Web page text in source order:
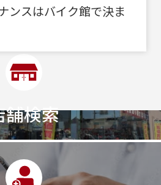
ンスはバイク館で決ま
舗検索